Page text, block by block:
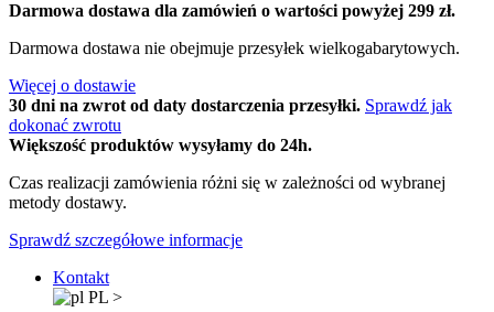
Darmowa dostawa dla zamówień o wartości powyżej 299 zł.
Darmowa dostawa nie obejmuje przesyłek wielkogabarytowych.
Więcej o dostawie
30 dni na zwrot od daty dostarczenia przesyłki. Sprawdź jak
dokonać zwrotu
Większość produktów wysyłamy do 24h.
Czas realizacji zamówienia różni się w zależności od wybranej
metody dostawy.
Sprawdź szczegółowe informacje
Kontakt
PL >